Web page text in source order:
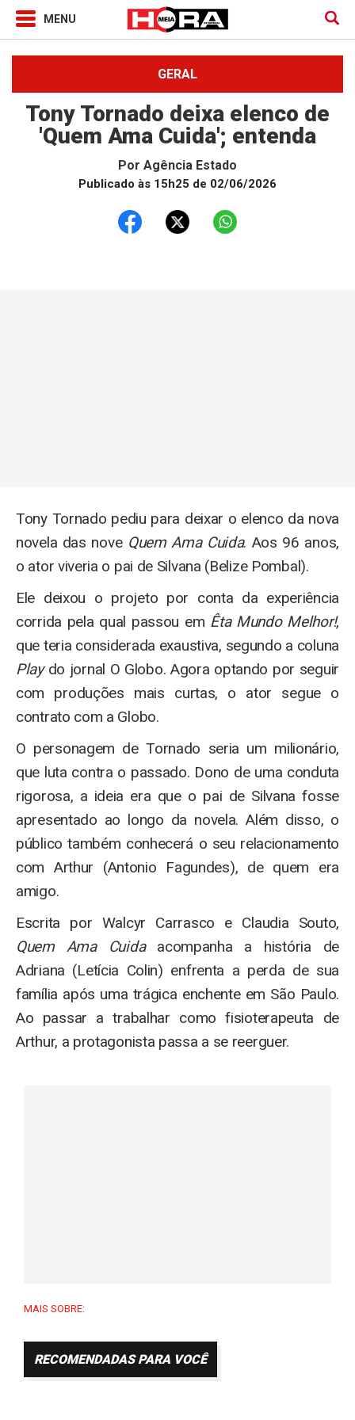
GERAL
Tony Tornado deixa elenco de
'Quem Ama Cuida'; entenda
Por Agência Estado
Publicado às 15h25 de 02/06/2026
Tony Tornado pediu para deixar o elenco da nova
novela das nove Quem Ama Cuida. Aos 96 anos,
o ator viveria o pai de Silvana (Belize Pombal).
Ele deixou o projeto por conta da experiência
corrida pela qual passou em Êta Mundo Melhor!,
que teria considerada exaustiva, segundo a coluna
Playdo jornal O Globo. Agora optando por seguir
com produções mais curtas, o ator segue o
contrato com a Globo.
O personagem de Tornado seria um milionário,
que luta contra o passado. Dono de uma conduta
rigorosa, a ideia era que o pai de Silvana fosse
apresentado ao longo da novela. Além disso, o
público também conhecerá o seu relacionamento
com Arthur (Antonio Fagundes), de quem era
amigo.
Escrita por Walcyr Carrasco e Claudia Souto,
Quem Ama Cuidaacompanha a história de
Adriana (Letícia Colin) enfrenta a perda de sua
família após uma trágica enchente em São Paulo.
Ao passar a trabalhar como fisioterapeuta de
Arthur, a protagonista passa a se reerguer.
MAIS SOBRE:
RECOMENDADAS PARA VOCÊ